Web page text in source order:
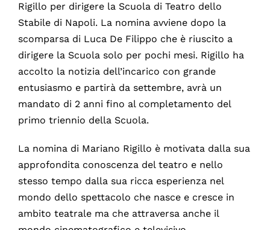
Rigillo per dirigere la Scuola di Teatro dello
Stabile di Napoli. La nomina avviene dopo la
scomparsa di Luca De Filippo che è riuscito a
dirigere la Scuola solo per pochi mesi. Rigillo ha
accolto la notizia dell’incarico con grande
entusiasmo e partirà da settembre, avrà un
mandato di 2 anni fino al completamento del
primo triennio della Scuola.
La nomina di Mariano Rigillo è motivata dalla sua
approfondita conoscenza del teatro e nello
stesso tempo dalla sua ricca esperienza nel
mondo dello spettacolo che nasce e cresce in
ambito teatrale ma che attraversa anche il